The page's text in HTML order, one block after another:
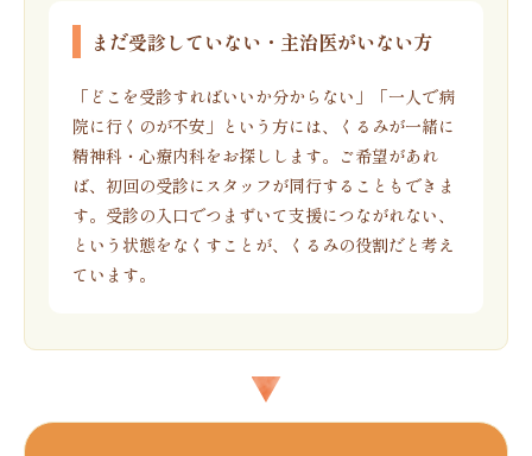
まだ受診していない・主治医がいない方
「どこを受診すればいいか分からない」「一人で病
院に行くのが不安」という方には、くるみが一緒に
精神科・心療内科をお探しします。ご希望があれ
ば、初回の受診にスタッフが同行することもできま
す。受診の入口でつまずいて支援につながれない、
という状態をなくすことが、くるみの役割だと考え
ています。